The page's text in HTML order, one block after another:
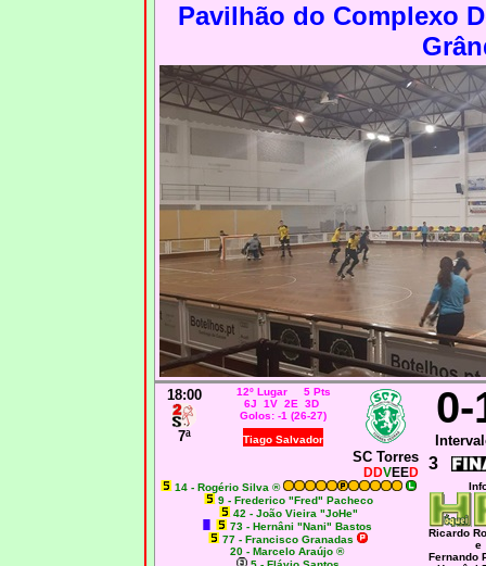
Pavilhão do Complexo
18:00
7ª
12º Lugar 5 Pts
6J 1V 2E 3D
Golos: -1 (26-27)
Tiago Salvador
0-
SC Torres
DDVEED 3
14 - Rogério Silva ®
9 - Frederico "Fred" Pacheco
42 - João Vieira "JoHe"
73 - Hernâni "Nani" Bastos
77 - Francisco Granadas
20 - Marcelo Araújo ®
Ricardo
e
Fernando